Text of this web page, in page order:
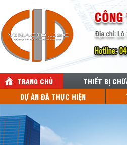
TRANG CHỦ
THIẾT BỊ
DỰ ÁN ĐÃ THỰC HIỆN